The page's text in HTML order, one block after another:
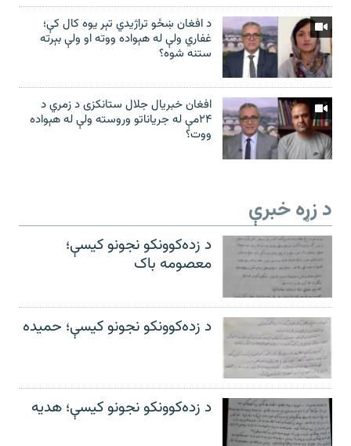
د افغان ښځو تراژیدي تېر یوه کال کې؛
غفاري ولې له هېواده ووته او ولې بېرته
ستنه شوه؟
افغان خبریال جلال ستانکزی د زمري د
۲۴مې له جریاناتو وروسته ولې له هېواده
ووت؟
د زړه خبرې
د زده‌کوونکو نجونو کیسې؛
معصومه باک
د زده‌کوونکو نجونو کیسې؛ حمیده
د زده‌کوونکو نجونو کیسې؛ هدیه